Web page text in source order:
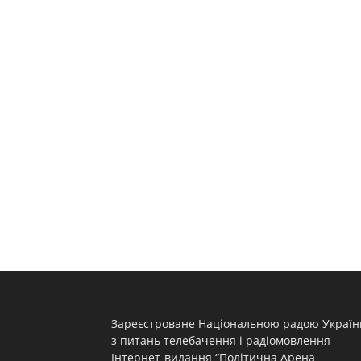
Зареєстроване Національною радою
з питань телебачення і радіомовлення
Інтернет-видання “Політична Арена